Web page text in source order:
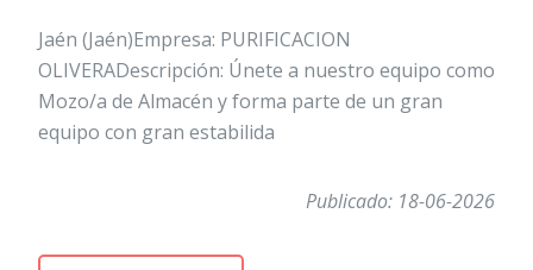
Jaén (Jaén)Empresa: PURIFICACION
OLIVERADescripción: Únete a nuestro equipo como
Mozo/a de Almacén y forma parte de un gran
equipo con gran estabilida
Publicado: 18-06-2026